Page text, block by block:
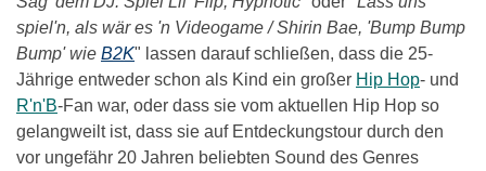
spiel'n, als wär es 'n Videogame / Shirin Bae, 'Bump Bump
Bump' wie B2K" lassen darauf schließen, dass die 25-
Jährige entweder schon als Kind ein großer Hip Hop- und
R'n'B-Fan war, oder dass sie vom aktuellen Hip Hop so
gelangweilt ist, dass sie auf Entdeckungstour durch den
vor ungefähr 20 Jahren beliebten Sound des Genres